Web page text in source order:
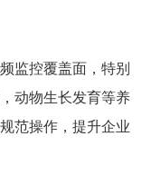
监控覆盖面，特别
动物生长发育等养
范操作，提升企业